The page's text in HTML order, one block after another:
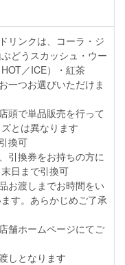
リンクは、コーラ・ジ
どうスカッシュ・ウー
／ICE）・紅茶
一つお選びいただけま
頭で単品販売を行って
とは異なります
換可
引換券をお持ちの方に
日まで引換可
お渡しまでお時間をい
す。あらかじめご了承
舗ホームページにてご
しとなります